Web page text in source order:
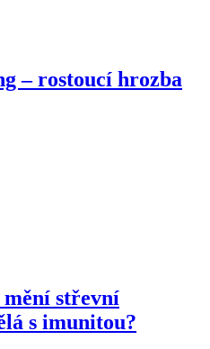
–⁠ rostoucí hrozba
mění střevní
s imunitou?